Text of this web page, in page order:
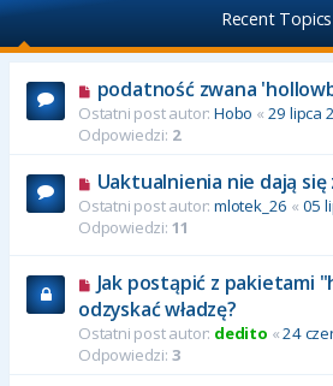
Recent Topics
podatność zwana
Ostatni post autor: Hobo « 29 lipca
Odpowiedzi: 2
Uaktualnienia nie dają
Ostatni post autor: mlotek_26 « 05
Odpowiedzi: 11
Jak postąpić z pakietami
odzyskać władzę?
Ostatni post autor: dedito «24
Odpowiedzi: 3